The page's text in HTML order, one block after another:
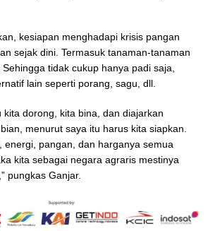
kesiapan menghadapi krisis pangan
sejak dini. Termasuk tanaman-tanaman
tidak cukup hanya padi saja,
lain seperti porang, sagu, dll.
kita dorong, kita bina, dan diajarkan
menurut saya itu harus kita siapkan.
energi, pangan, dan harganya semua
kita sebagai negara agraris mestinya
pungkas Ganjar.